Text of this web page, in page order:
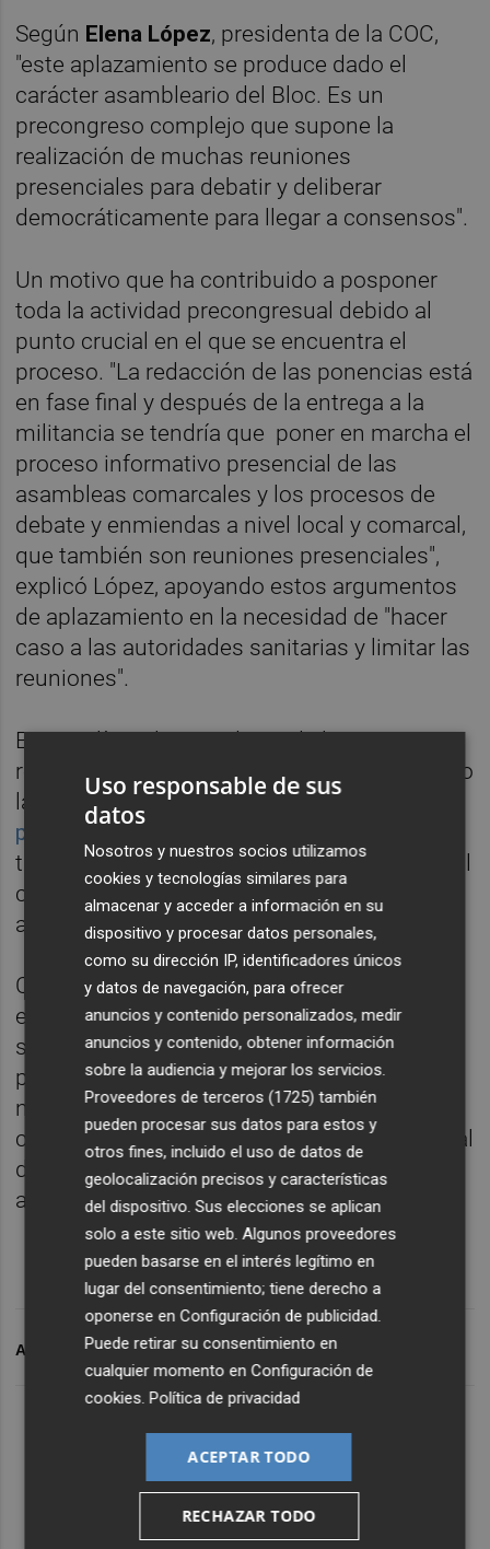
Según Elena López, presidenta de la COC,
"este aplazamiento se produce dado el
carácter asambleario del Bloc. Es un
precongreso complejo que supone la
realización de muchas reuniones
presenciales para debatir y deliberar
democráticamente para llegar a consensos".
Un motivo que ha contribuido a posponer
toda la actividad precongresual debido al
punto crucial en el que se encuentra el
proceso. "La redacción de las ponencias está
en fase final y después de la entrega a la
militancia se tendría que poner en marcha el
proceso informativo presencial de las
asambleas comarcales y los procesos de
debate y enmiendas a nivel local y comarcal,
que también son reuniones presenciales",
explicó López, apoyando estos argumentos
de aplazamiento en la necesidad de "hacer
caso a las autoridades sanitarias y limitar las
reuniones".
En esta línea, la presidenta de la COC
recordó que este sábado debía dar comienzo
la votación para escogerun posible nombre
para el partido
también se aplaza al considerar que el actual
contexto "no es el más adecuado para llevar
a cabo esta votación".
Con este escenario, el consenso alcanzado
entre la COC y la Ejecutiva nacional del Bloc
se resolvió con un aplazamiento de todo el
proceso congresual, emplazándose a una
nueva reunión en dos semanas para decidir
cuál será el futuro del VIII Congreso Nacional
del Bloc: o bien continúa adelante o bien se
aplazará para después del verano.
ARCHIVADO EN VIII CONGRÉS BLOC
Uso responsable de sus
datos
Nosotros y nuestros socios utilizamos
cookies y tecnologías similares para
almacenar y acceder a información en su
dispositivo y procesar datos personales,
como su dirección IP, identificadores únicos
y datos de navegación, para ofrecer
anuncios y contenido personalizados, medir
anuncios y contenido, obtener información
sobre la audiencia y mejorar los servicios.
Proveedores de terceros (1725) también
pueden procesar sus datos para estos y
otros fines, incluido el uso de datos de
geolocalización precisos y características
del dispositivo. Sus elecciones se aplican
solo a este sitio web. Algunos proveedores
pueden basarse en el interés legítimo en
lugar del consentimiento; tiene derecho a
oponerse enConfiguración de publicidad
Puede retirar su consentimiento en
cualquier momento enConfiguración de
cookies .Política de privacidad
ACEPTAR TODO
RECHAZAR TODO